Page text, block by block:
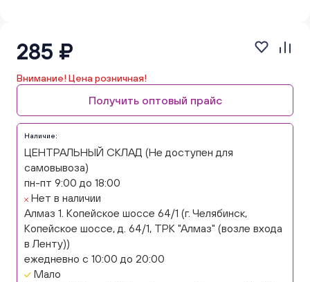
285 ₽
Внимание! Цена розничная!
Получить оптовый прайс
Наличие:
ЦЕНТРАЛЬНЫЙ СКЛАД (Не доступен для
самовывоза)
пн-пт 9:00 до 18:00
Нет в наличии
Алмаз 1. Копейское шоссе 64/1 (г. Челябинск,
Копейское шоссе, д. 64/1, ТРК "Алмаз" (возле входа
в Ленту))
ежедневно с 10:00 до 20:00
Мало